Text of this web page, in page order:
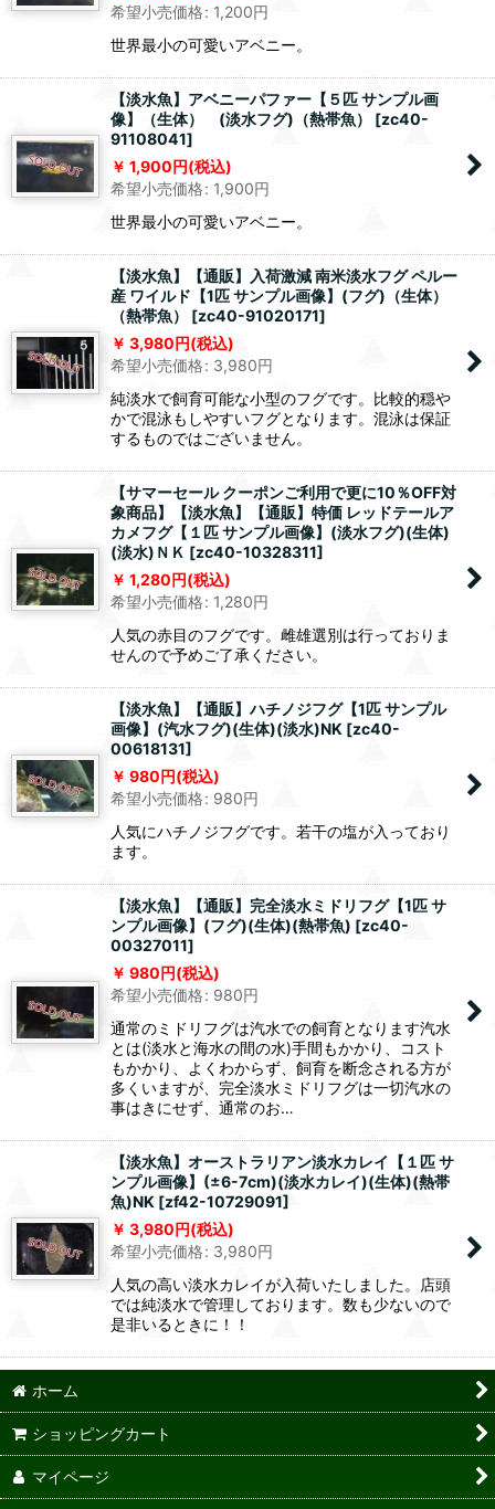
希望小売価格: 1,200円
世界最小の可愛いアベニー。
【淡水魚】アベニーパファー【５匹 サンプル画
像】（生体） (淡水フグ)（熱帯魚）
[zc40-
91108041]
1,900円(税込)
希望小売価格: 1,900円
世界最小の可愛いアベニー。
【淡水魚】【通販】入荷激減 南米淡水フグ ペルー
産 ワイルド【1匹 サンプル画像】(フグ)（生体）
（熱帯魚）
[zc40-91020171]
3,980円(税込)
希望小売価格: 3,980円
純淡水で飼育可能な小型のフグです。比較的穏や
かで混泳もしやすいフグとなります。混泳は保証
するものではございません。
【サマーセール クーポンご利用で更に10％OFF対
象商品】【淡水魚】【通販】特価 レッドテールア
カメフグ【１匹 サンプル画像】(淡水フグ)(生体)
(淡水)ＮＫ [zc40-10328311]
1,280円(税込)
希望小売価格: 1,280円
人気の赤目のフグです。雌雄選別は行っておりま
せんので予めご了承ください。
【淡水魚】【通販】ハチノジフグ【1匹 サンプル
画像】(汽水フグ)(生体)(淡水)NK [zc40-
00618131]
980円(税込)
希望小売価格: 980円
人気にハチノジフグです。若干の塩が入っており
ます。
【淡水魚】【通販】完全淡水ミドリフグ【1匹 サ
ンプル画像】(フグ)(生体)(熱帯魚) [zc40-
00327011]
980円(税込)
希望小売価格: 980円
通常のミドリフグは汽水での飼育となります汽水
とは(淡水と海水の間の水)手間もかかり、コスト
もかかり、よくわからず、飼育を断念される方が
多くいますが、完全淡水ミドリフグは一切汽水の
事はきにせず、通常のお…
【淡水魚】オーストラリアン淡水カレイ【１匹 サ
ンプル画像】(±6-7cm)(淡水カレイ)(生体)(熱帯
魚)NK [zf42-10729091]
3,980円(税込)
希望小売価格: 3,980円
人気の高い淡水カレイが入荷いたしました。店頭
では純淡水で管理しております。数も少ないので
是非いるときに！！
ホーム
ショッピングカート
マイページ